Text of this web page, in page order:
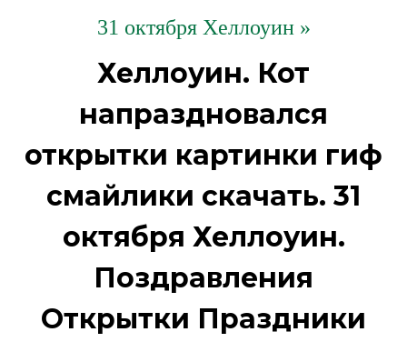
31 октября Хеллоуин »
Хеллоуин. Кот
напраздновался
открытки картинки гиф
смайлики скачать. 31
октября Хеллоуин.
Поздравления
Открытки Праздники